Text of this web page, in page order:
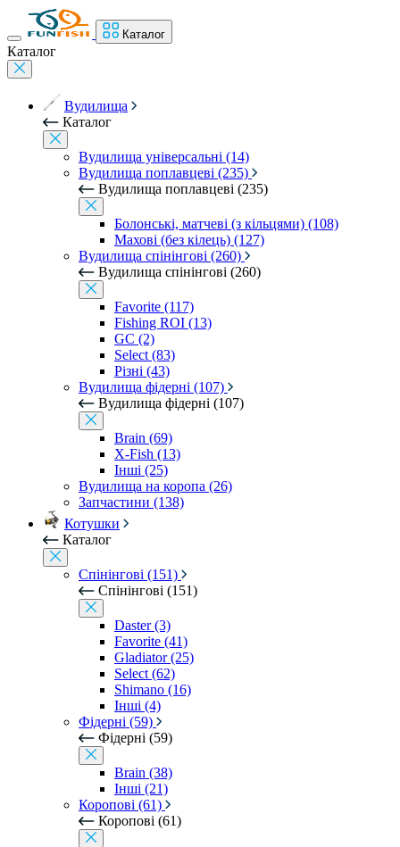
Каталог
Каталог
Вудилища
Каталог
Вудилища універсальні (14)
Вудилища поплавцеві (235)
Вудилища поплавцеві (235)
Болонські, матчеві (з кільцями) (108)
Махові (без кілець) (127)
Вудилища спінінгові (260)
Вудилища спінінгові (260)
Favorite (117)
Fishing ROI (13)
GC (2)
Select (83)
Різні (43)
Вудилища фідерні (107)
Вудилища фідерні (107)
Brain (69)
X-Fish (13)
Інші (25)
Вудилища на коропа (26)
Запчастини (138)
Котушки
Каталог
Спінінгові (151)
Спінінгові (151)
Daster (3)
Favorite (41)
Gladiator (25)
Select (62)
Shimano (16)
Інші (4)
Фідерні (59)
Фідерні (59)
Brain (38)
Інші (21)
Коропові (61)
Коропові (61)